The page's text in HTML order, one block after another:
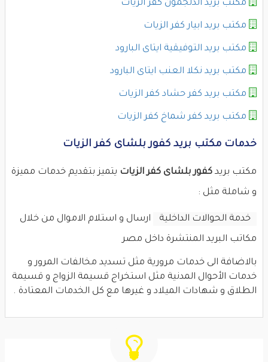
مكتب بريد الدلجمون كفر الزيات
مكتب بريد ابيار كفر الزيات
مكتب بريد التوفيقية ايتاى البارود
مكتب بريد نكلا العنب ايتاى البارود
مكتب بريد كفر حشاد كفر الزيات
مكتب بريد كفر شماخ كفر الزيات
خدمات مكتب بريد كفور بلشاى كفر الزيات
مكتب بريد كفور بلشاى كفر الزيات يتميز بتقديم خدمات مميزة
و شاملة مثل :
خدمة الحوالات الداخلية
ارسال و استلام الاموال من خلال
مكاتب البريد المنتشرة داخل مصر
بالاضافة الى خدمات مرورية مثل تسديد مخالفات المرور و
خدمات الأحوال المدنية مثل استخراج قسيمة الزواج و قسيمة
الطلاق و شهادات الميلاد و غيرها مع كل الخدمات المعتادة .